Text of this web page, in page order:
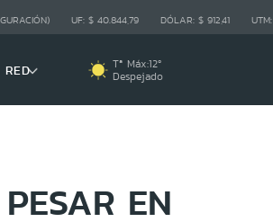
UF: $ 40.844,79 DÓLAR: $ 912,41 UTM:
RED Tª Máx:12º
Despejado
EN